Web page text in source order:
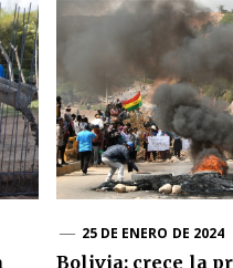
25 DE ENERO DE 2024
Bolivia: crece la